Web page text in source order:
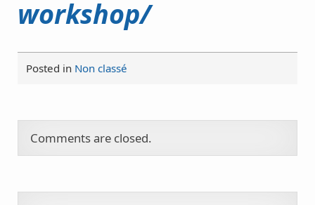
workshop/
Posted in Non classé
Comments are closed.